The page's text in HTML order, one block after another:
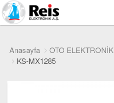
Anasayfa OTO ELEKTRONİK
KS-MX1285